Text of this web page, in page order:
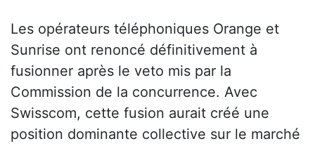
Les opérateurs téléphoniques Orange et
Sunrise ont renoncé définitivement à
fusionner après le veto mis par la
Commission de la concurrence. Avec
Swisscom, cette fusion aurait créé une
position dominante collective sur le marché